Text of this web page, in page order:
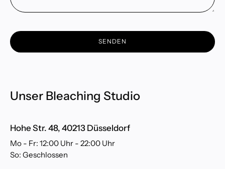
SENDEN
Unser Bleaching Studio
Hohe Str. 48, 40213 Düsseldorf
Mo - Fr: 12:00 Uhr - 22:00 Uhr
So: Geschlossen